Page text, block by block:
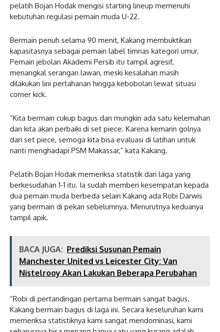
pelatih Bojan Hodak mengisi starting lineup memenuhi
kebutuhan regulasi pemain muda U-22.
Bermain penuh selama 90 menit, Kakang membuktikan
kapasitasnya sebagai pemain label timnas kategori umur.
Pemain jebolan Akademi Persib itu tampil agresif,
menangkal serangan lawan, meski kesalahan masih
dilakukan lini pertahanan hingga kebobolan lewat situasi
corner kick.
“Kita bermain cukup bagus dan mungkin ada satu kelemahan
dan kita akan perbaiki di set piece. Karena kemarin golnya
dari set piece, semoga kita bisa evaluasi di latihan untuk
nanti menghadapi PSM Makassar,” kata Kakang.
Pelatih Bojan Hodak memeriksa statistik dari laga yang
berkesudahan 1-1 itu. Ia sudah memberi kesempatan kepada
dua pemain muda berbeda selain Kakang ada Robi Darwis
yang bermain di pekan sebelumnya. Menurutnya keduanya
tampil apik.
BACA JUGA: Prediksi Susunan Pemain
Manchester United vs Leicester City: Van
Nistelrooy Akan Lakukan Beberapa Perubahan
“Robi di pertandingan pertama bermain sangat bagus.
Kakang bermain bagus di laga ini. Secara keseluruhan kami
memeriksa statistiknya kami sangat mendominasi, kami